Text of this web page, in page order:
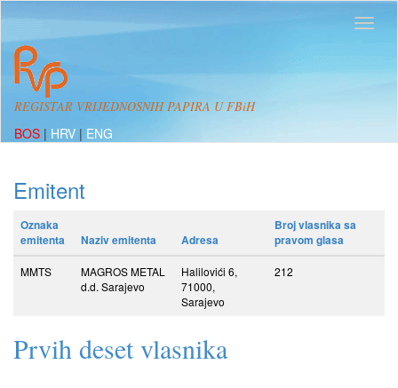
REGISTAR VRIJEDNOSNIH PAPIRA U FBiH
BOS | HRV | ENG
Emitent
Oznaka
emitenta
Naziv emitenta Adresa
Broj vlasnika sa
pravom glasa
MMTS
MAGROS METAL
d.d. Sarajevo
Halilovići 6,
71000,
Sarajevo
212
Prvih deset vlasnika